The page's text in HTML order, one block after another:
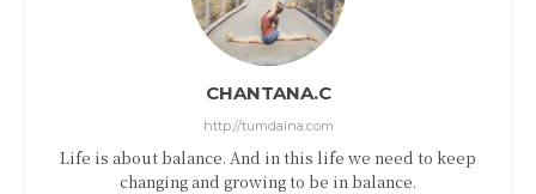
CHANTANA.C
http://tumdaina.com
Life is about balance. And in this life we need to keep
changing and growing to be in balance.